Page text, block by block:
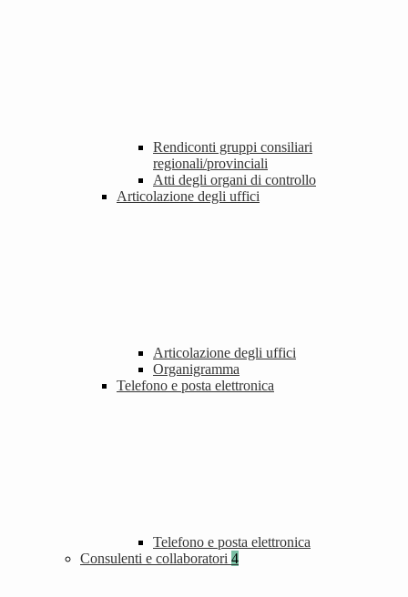
Rendiconti gruppi consiliari
regionali/provinciali
Atti degli organi di controllo
Articolazione degli uffici
Articolazione degli uffici
Organigramma
Telefono e posta elettronica
Telefono e posta elettronica
Consulenti e collaboratori 4